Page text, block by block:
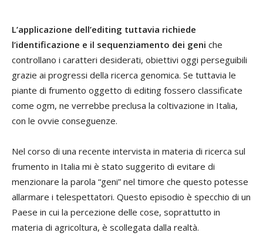
L’applicazione dell’editing tuttavia richiede
l’identificazione e il sequenziamento dei geni che
controllano i caratteri desiderati, obiettivi oggi perseguibili
grazie ai progressi della ricerca genomica. Se tuttavia le
piante di frumento oggetto di editing fossero classificate
come ogm, ne verrebbe preclusa la coltivazione in Italia,
con le ovvie conseguenze.
Nel corso di una recente intervista in materia di ricerca sul
frumento in Italia mi è stato suggerito di evitare di
menzionare la parola “geni” nel timore che questo potesse
allarmare i telespettatori. Questo episodio è specchio di un
Paese in cui la percezione delle cose, soprattutto in
materia di agricoltura, è scollegata dalla realtà.